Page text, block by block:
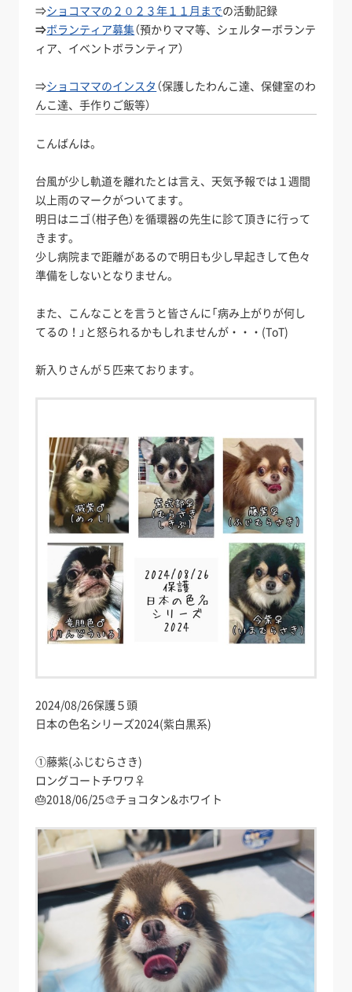
⇒ショコママの２０２３年１１月までの活動記録
⇒ボランティア募集（預かりママ等、シェルターボランテ
ィア、イベントボランティア）
⇒ショコママのインスタ （保護したわんこ達、保健室のわ
んこ達、手作りご飯等）
こんばんは。
台風が少し軌道を離れたとは言え、天気予報では１週間
以上雨のマークがついてます。
明日はニゴ（柑子色）を循環器の先生に診て頂きに行って
きます。
少し病院まで距離があるので明日も少し早起きして色々
準備をしないとなりません。
また、こんなことを言うと皆さんに「病み上がりが何し
てるの！」と怒られるかもしれませんが・・・(ToT)
新入りさんが５匹来ております。
2024/08/26保護５頭
日本の色名シリーズ2024(紫白黒系)
①藤紫(ふじむらさき)
ロングコートチワワ♀
🎂2018/06/25🎨チョコタン&ホワイト